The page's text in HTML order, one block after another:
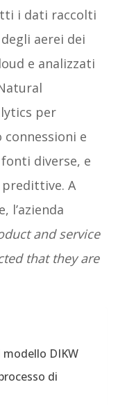
i dati raccolti
aerei dei
e analizzati
per
e
diverse, e
A
l’azienda
and service
that they are
DIKW
di